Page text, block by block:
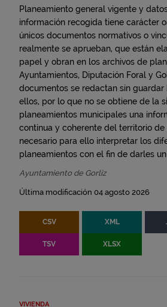
Planeamiento general vigente y
información recogida tiene carácter
únicos documentos normativos o
realmente se aprueban, que están
papel y obran en los archivos de
Ayuntamientos, Diputación Foral y
documentos se redactan sin
ellos, por lo que no se obtiene de la
planeamientos municipales una
continua y coherente del territorio de
necesario para ello interpretar los
planeamientos con el fin de darles
Ayuntamiento de Gorliz
Última modificación 04 agosto 2026
CSV XML
TSV XLSX
VIVIENDA